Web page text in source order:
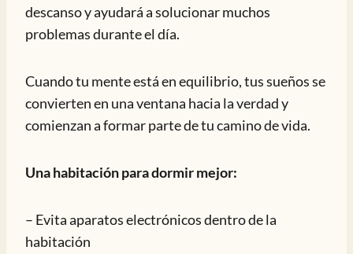
descanso y ayudará a solucionar muchos
problemas durante el día.
Cuando tu mente está en equilibrio, tus sueños se
convierten en una ventana hacia la verdad y
comienzan a formar parte de tu camino de vida.
Una habitación para dormir mejor:
– Evita aparatos electrónicos dentro de la
habitación